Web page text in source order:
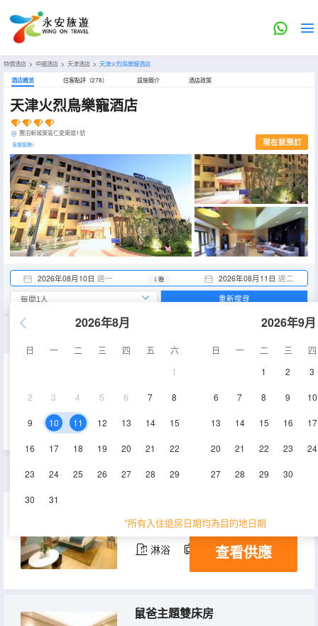
特價酒店 > 中國酒店 > 天津酒店 > 天津火烈鳥樂寵酒店
酒店概览 住客點評（278） 設施簡介 酒店政策
天津火烈鳥樂寵酒店
團泊新城東區仁愛東道1號
全部設施> 現在就預訂
2026年08月10日 週一 2026年08月11日 週二
1 晚
2026年8月
日 一 二 三 四 五
六
1
2 3 4 5 6 7 8
9 10 11 12 13 14 15
16 17 18 19 20 21 22
23 24 25 26 27 28 29
30 31
2026年9月
日 一 二 三
四
1
2 3
6 7 8 9 10
13 14 15 16 17
20 21 22 23 24
27 28 29 30
*所有入住退房日期均為目的地日期
重新搜尋
空調
萌寵主題豪華套房
53㎡ 2-6層 空調
淋浴 電視機
查看供應
鼠爸主題雙床房